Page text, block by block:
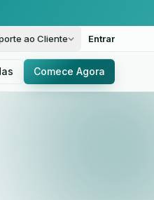
ao Cliente Entrar
Comece Agora